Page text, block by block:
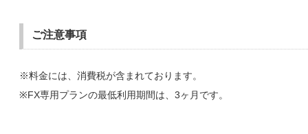
ご注意事項
※料金には、消費税が含まれております。
※FX専用プランの最低利用期間は、3ヶ月です。